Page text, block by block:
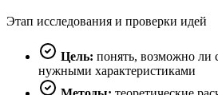
Этап исследования и проверки идей
Цель: понять, возможно ли
нужными характеристиками